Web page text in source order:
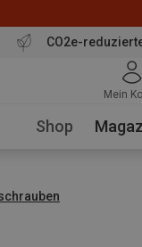
CO2e-
Mein
Shop